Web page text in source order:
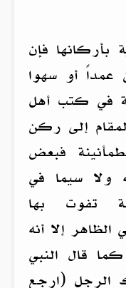
بأركانها فإن
عمداً أو سهوا
في كتب أهل
إلى ركن
فبعض
ولا سيما في
تفوت بها
إلا أنه
قال النبي
الرجل (ارجع